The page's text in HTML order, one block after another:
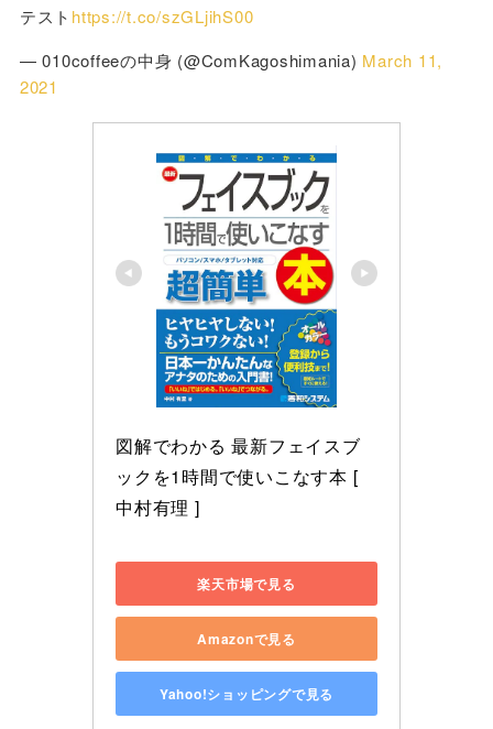
テスト https://t.co/szGLjihS00
— 010coffeeの中身 (@ComKagoshimania) March 11,
2021
図解でわかる 最新フェイスブ
ックを1時間で使いこなす本 [
中村有理 ]
楽天市場で見る
Amazonで見る
Yahoo!ショッピングで見る